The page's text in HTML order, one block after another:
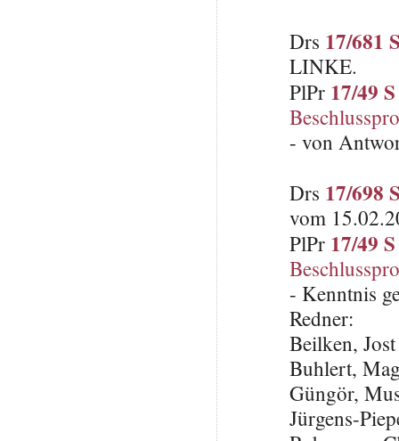
Drs 17/681
LINKE.
PlPr 17/49 S
- von
Drs 17/698
vom
PlPr 17/49 S
- Kenntnis
Redner:
Beilken,
Buhlert,
Güngör,
Jürgens-